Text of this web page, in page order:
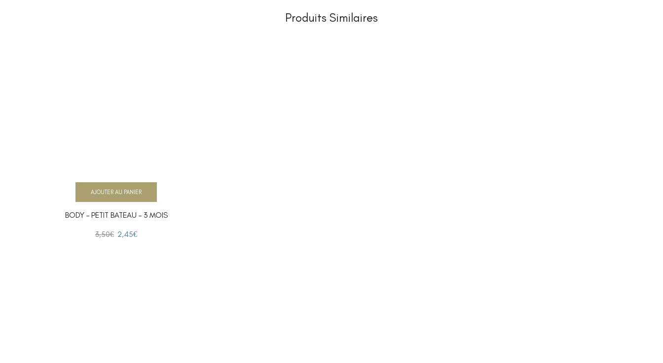
Produits Similaires
BODY – PETIT BATEAU – 3 MOIS
3,50€ 2,45€
AJOUTER AU PANIER